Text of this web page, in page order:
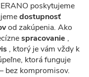
poskytujeme
dostupnosť
od zakúpenia. Ako
spracovanie ,
, ktorý je vám vždy k
ktorá funguje
bez kompromisov.